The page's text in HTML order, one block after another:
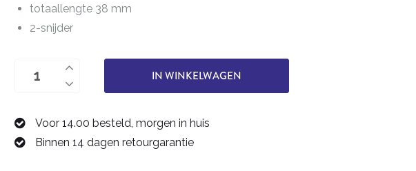
totaallengte 38 mm
2-snijder
0068728
aantal
IN WINKELWAGEN
Voor 14.00 besteld, morgen in huis
Binnen 14 dagen retourgarantie